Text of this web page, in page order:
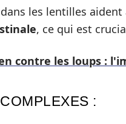
les lentilles aident
, ce qui est
contre les loups :
: